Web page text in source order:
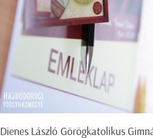
Dienes László Görögkatolikus